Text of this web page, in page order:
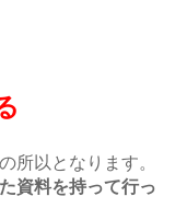
所以となります。
資料を持って行っ